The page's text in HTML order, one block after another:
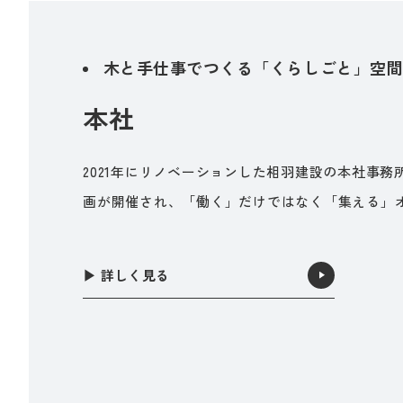
木と手仕事でつくる「くらしごと」空間
本社
2021年にリノベーションした相羽建設の本社事
画が開催され、「働く」だけではなく「集える
▶︎ 詳しく見る